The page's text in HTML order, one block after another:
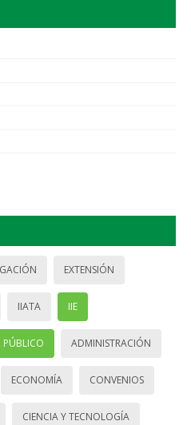
EXTENSIÓN
IIATA IIE
ADMINISTRACIÓN
ECONOMÍA CONVENIOS
CIENCIA Y TECNOLOGÍA